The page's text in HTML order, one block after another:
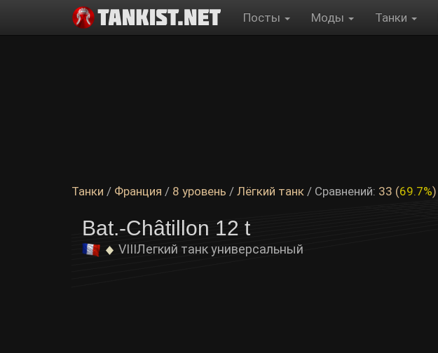
Посты Моды Танки
Танки / Франция / 8 уровень / Лёгкий танк / Сравнений: 33 (69.7%)
Bat.-Châtillon 12 t
VIIIЛегкий танк универсальный